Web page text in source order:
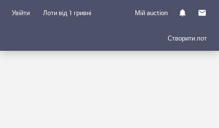
Увійти Лоти від 1 гривні Мій auction
Створити лот